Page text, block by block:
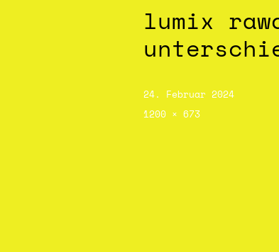
lumix
24. Februar 2024
1200 × 673